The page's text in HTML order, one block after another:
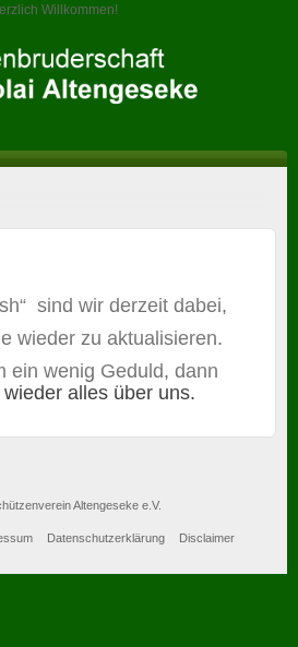
Willkommen!
sind wir derzeit dabei,
wieder zu aktualisieren.
ein wenig Geduld, dann
alles über uns.
Altengeseke e.V.
Datenschutzerklärung Disclaimer